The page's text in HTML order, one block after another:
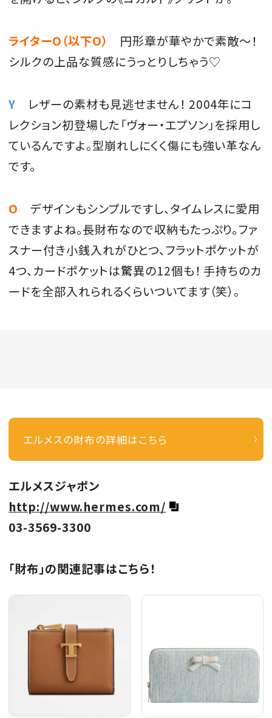
ライターO（以下O）
円形章が華やかで素敵～！
シルクの上品な質感にうっとりしちゃう♡
Y レザーの素材も見逃せません！ 2004年にコ
レクション初登場した「ヴォー・エプソン」を採用し
ているんですよ。型崩れしにくく傷にも強い革なん
です。
Oデザインもシンプルですし、タイムレスに愛用
できますよね。長財布なので収納もたっぷり。ファ
スナー付き小銭入れがひとつ、フラットポケットが
4つ、カードポケットは驚異の12個も！ 手持ちのカ
ードを全部入れられるくらいついてます（笑）。
エルメスの財布の詳細はこちら
エルメスジャポン
http://www.hermes.com/
03-3569-3300
「財布」の関連記事はこちら！